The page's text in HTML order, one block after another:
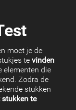
moet je de
tevinden
elementen die
Zodra de
stukken
stukken te